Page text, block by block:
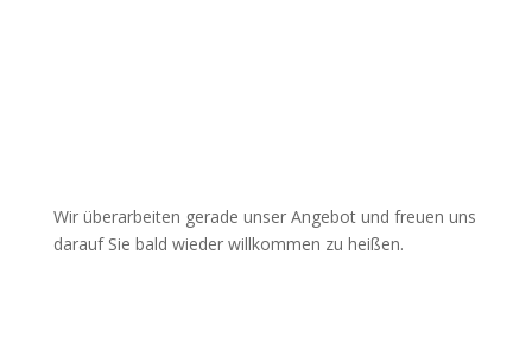
Wir überarbeiten gerade unser Angebot und freuen uns
darauf Sie bald wieder willkommen zu heißen.